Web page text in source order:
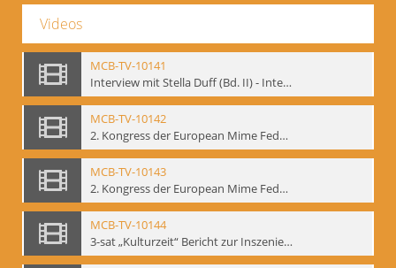
Videos
MCB-TV-10141
Interview mit Stella Duff (Bd. II) - Interne Signatur: BM-vid-58
MCB-TV-10142
2. Kongress der European Mime Federation: „Rekonstruktion/Innovation“, Berlin Mai 1993 - Interne Signatur: BM-vid-59
MCB-TV-10143
2. Kongress der European Mime Federation: „Rekonstruktion/Innovation“, Berlin Mai 1993. Dokumentation der Konferenzaktivitäten - Interne Signatur: BM-vid-70
MCB-TV-10144
3-sat „Kulturzeit“ Bericht zur Inszenierung „Mann ist Mann“ von Thomas Ostermeier und Gennadij Bogdanow - Interne Signatur: BM-vid-80